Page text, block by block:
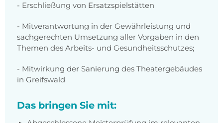
- Erschließung von Ersatzspielstätten
- Mitverantwortung in der Gewährleistung und
sachgerechten Umsetzung aller Vorgaben in den
Themen des Arbeits- und Gesundheitsschutzes;
- Mitwirkung der Sanierung des Theatergebäudes
in Greifswald
Das bringen Sie mit: